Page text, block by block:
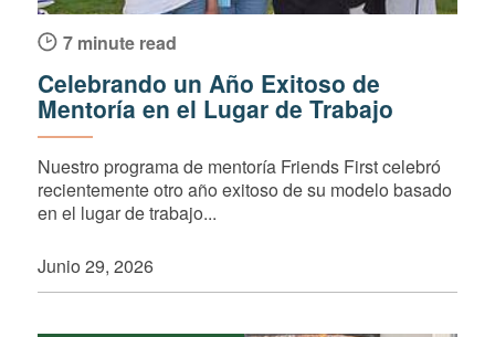
7 minute read
Celebrando un Año Exitoso de
Mentoría en el Lugar de Trabajo
Nuestro programa de mentoría Friends First celebró
recientemente otro año exitoso de su modelo basado
en el lugar de trabajo...
Junio 29, 2026